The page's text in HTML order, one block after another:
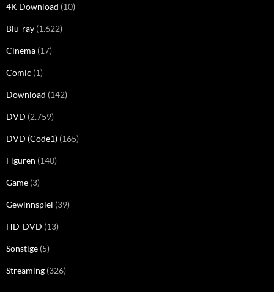
4K Download (10)
Blu-ray (1.622)
Cinema (17)
Comic (1)
Download (142)
DVD (2.759)
DVD (Code1) (165)
Figuren (140)
Game (3)
Gewinnspiel (39)
HD-DVD (13)
Sonstige (5)
Streaming (326)